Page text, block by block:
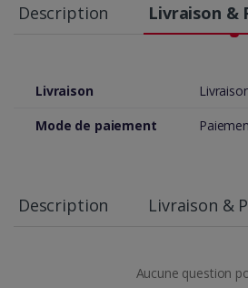
Description Livraison &
Livraison
Mode de paiement
Description Livraison &
Aucune question